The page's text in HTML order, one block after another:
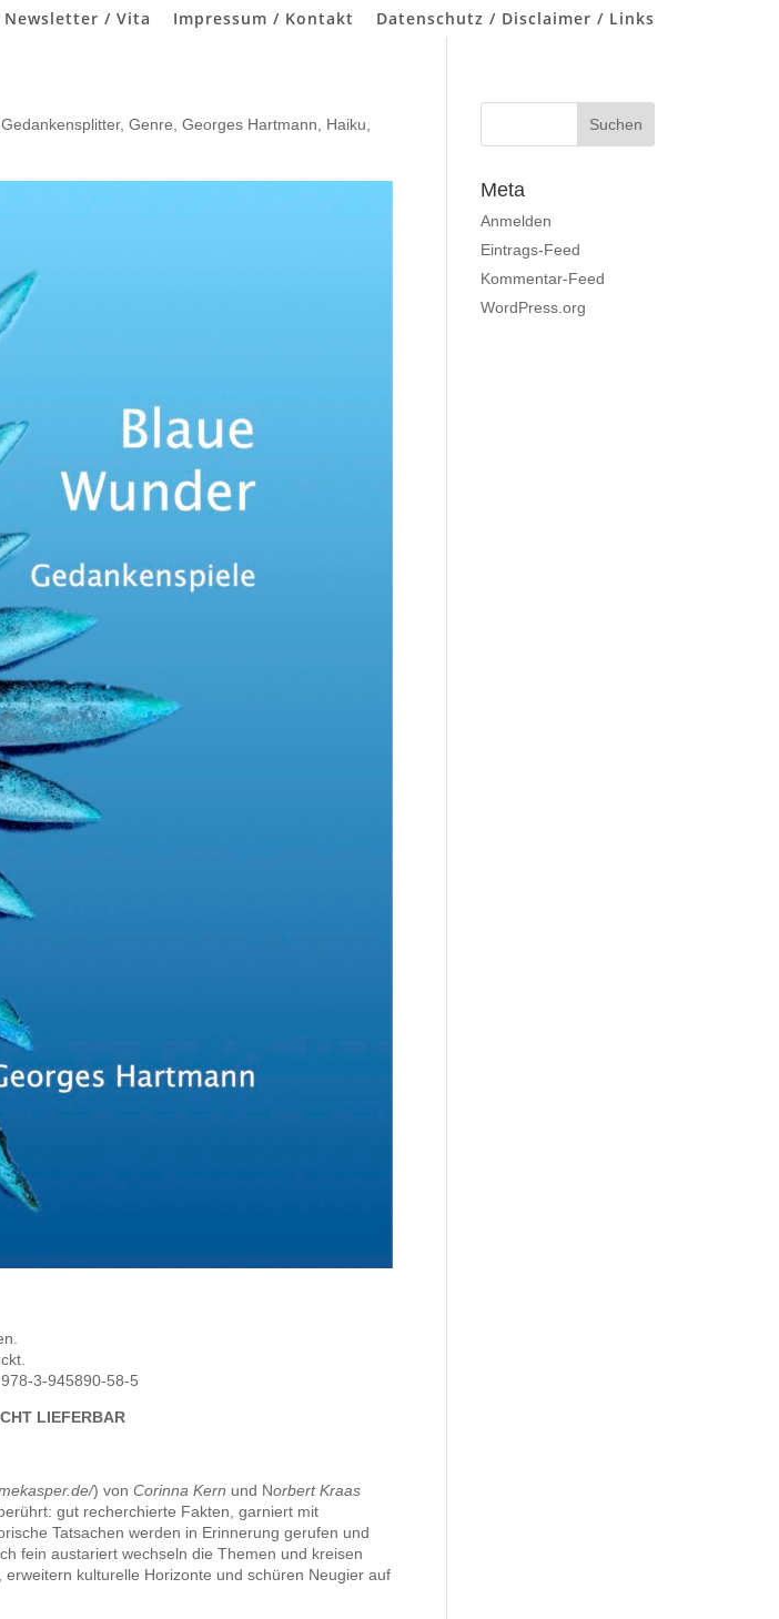
Newsletter / Vita Impressum / Kontakt Datenschutz / Disclaimer / Links
Gedankensplitter, Genre Georges Hartmann Haiku
3-945890-58-5
LIEFERBAR
) von Corinna Kern und Norbert Kraas
gut recherchierte Fakten, garniert mit
Tatsachen werden in Erinnerung gerufen und
fein austariert wechseln die Themen und kreisen
kulturelle Horizonte und schüren Neugier auf
Meta
Anmelden
Eintrags-Feed
Kommentar-Feed
WordPress.org